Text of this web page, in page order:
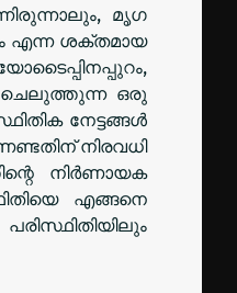
മൃഗ
എന്ന ശക്തമായ
ചെലുത്തുന്ന ഒരു
നേട്ടങ്ങൾ
നിരവധി
നിർണായക
എങ്ങനെ